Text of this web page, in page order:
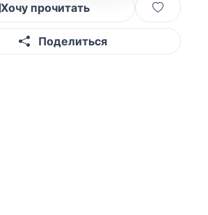
Хочу прочитать
Поделиться